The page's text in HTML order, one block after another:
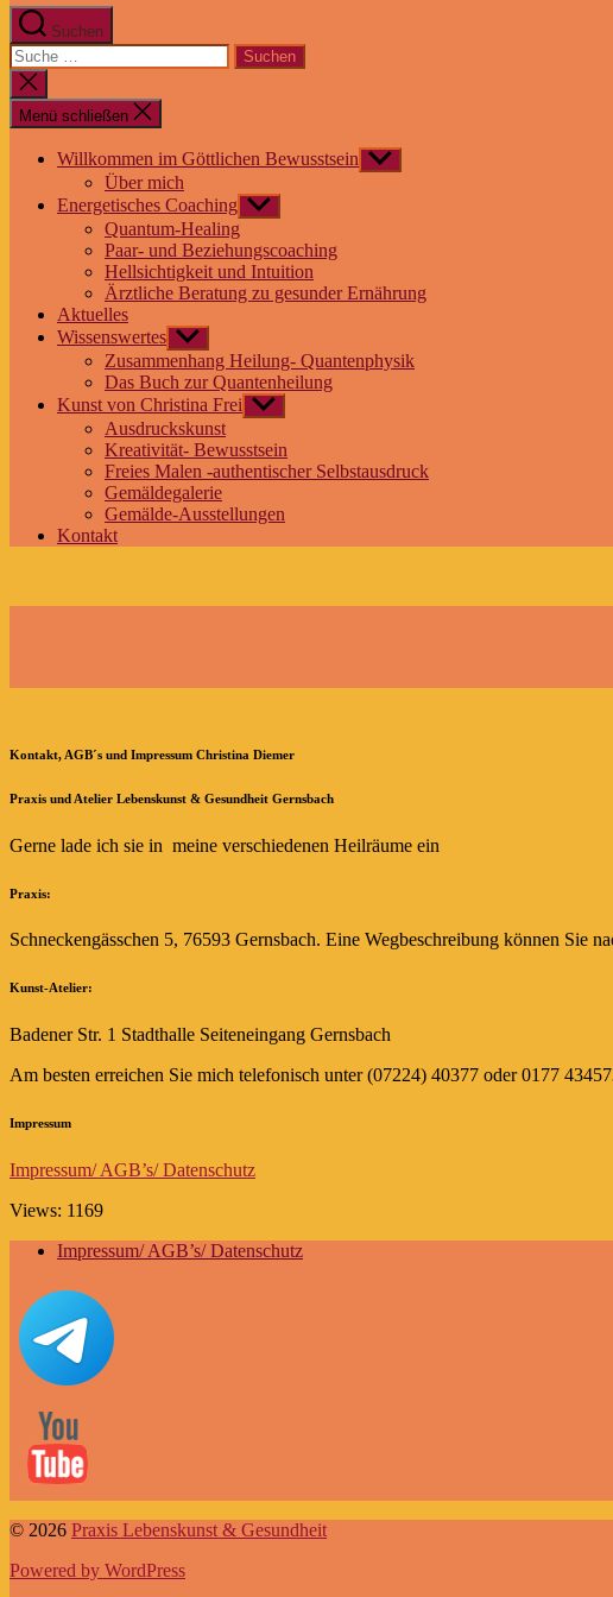
Suchen
Suche
nach:
Suche
schließen
Menü schließen
Willkommen im Göttlichen Bewusstsein Untermenü
anzeigen
Über mich
Energetisches Coaching Untermenü
anzeigen
Quantum-Healing
Paar- und Beziehungscoaching
Hellsichtigkeit und Intuition
Ärztliche Beratung zu gesunder Ernährung
Aktuelles
Wissenswertes Untermenü
anzeigen
Zusammenhang Heilung- Quantenphysik
Das Buch zur Quantenheilung
Kunst von Christina Frei Untermenü
anzeigen
Ausdruckskunst
Kreativität- Bewusstsein
Freies Malen -authentischer Selbstausdruck
Gemäldegalerie
Gemälde-Ausstellungen
Kontakt
Kontakt, AGB´s und Impressum Christina Diemer
Praxis und Atelier Lebenskunst & Gesundheit Gernsbach
Gerne lade ich sie in meine verschiedenen Heilräume ein
Praxis:
Schneckengässchen 5, 76593 Gernsbach. Eine Wegbeschreibung können Sie
Kunst-Atelier:
Badener Str. 1 Stadthalle Seiteneingang Gernsbach
Am besten erreichen Sie mich telefonisch unter (07224) 40377 oder 0177
Impressum
Impressum/ AGB’s/ Datenschutz
Views: 1169
Impressum/ AGB’s/ Datenschutz
© 2026 Praxis Lebenskunst & Gesundheit
Powered by WordPress